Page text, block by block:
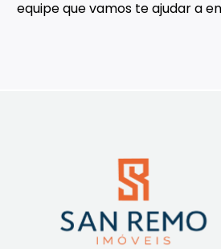
equipe que vamos te ajudar a